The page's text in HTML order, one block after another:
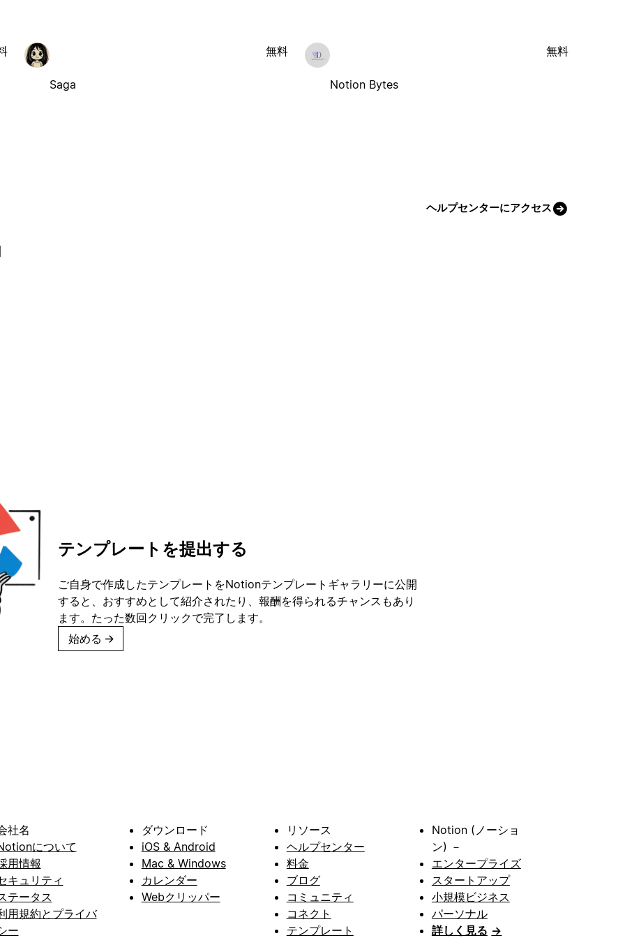
Saga
無料
Notion Bytes
無料
ヘルプセンターにアクセス
テンプレートを提出する
ご自身で作成したテンプレートをNotionテンプレートギャラリーに公開
すると、おすすめとして紹介されたり、報酬を得られるチャンスもあり
ます。たった数回クリックで完了します。
始める →
社名
について
用情報
キュリティ
テータス
用規約とプライバ
ー
ダウンロード
iOS & Android
Mac & Windows
カレンダー
Webクリッパー
リソース
ヘルプセンター
料金
ブログ
コミュニティ
コネクト
テンプレート
Notion (ノーショ
ン) －
エンタープライズ
スタートアップ
小規模ビジネス
パーソナル
詳しく見る →